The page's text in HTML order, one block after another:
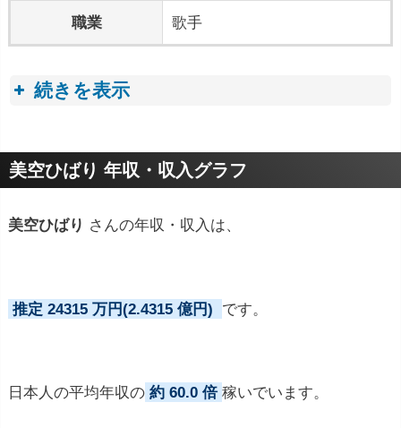
職業 歌手
続きを表示
プロフィールトピック
美空ひばり 年収・収入グラフ
美空ひばり さんの年収・収入は、
推定 24315 万円(2.4315 億円) です。
日本人の平均年収の 約 60.0 倍 稼いでいます。